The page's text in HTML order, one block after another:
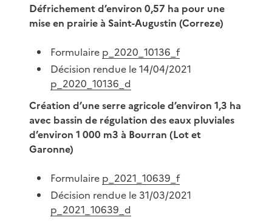
Défrichement d’environ 0,57 ha pour une
mise en prairie à Saint-Augustin (Correze)
Formulaire p_2020_10136_f
Décision rendue le 14/04/2021
p_2020_10136_d
Création d’une serre agricole d’environ 1,3 ha
avec bassin de régulation des eaux pluviales
d’environ 1 000 m3 à Bourran (Lot et
Garonne)
Formulaire p_2021_10639_f
Décision rendue le 31/03/2021
p_2021_10639_d